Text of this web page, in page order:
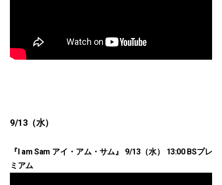
9/13（水）
『I am Sam アイ・アム・サム』 9/13（水） 13:00 BSプレ
ミアム